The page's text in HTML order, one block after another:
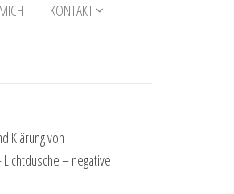
KONTAKT
Klärung von
– negative